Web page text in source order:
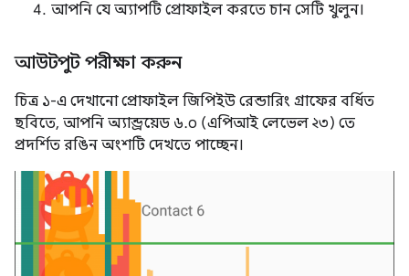
আপনি যে অ্যাপটি প্রোফাইল করতে চান সেটি খুলুন।
আউটপুট পরীক্ষা করুন
চিত্র ১-এ দেখানো প্রোফাইল জিপিইউ রেন্ডারিং গ্রাফের বর্ধিত
ছবিতে, আপনি অ্যান্ড্রয়েড ৬.০ (এপিআই লেভেল ২৩) তে
প্রদর্শিত রঙিন অংশটি দেখতে পাচ্ছেন।